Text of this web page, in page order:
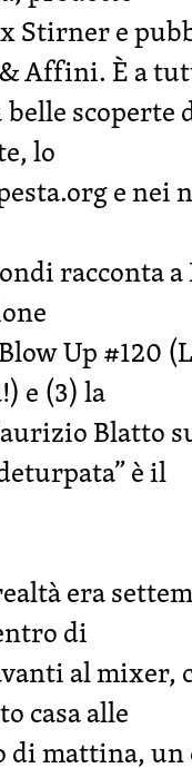
Stirner e
Affini. È a
scoperte
lo
e nei
racconta
Up #120
e (3) la
Blatto
è il
era
di
al mixer,
casa alle
mattina,